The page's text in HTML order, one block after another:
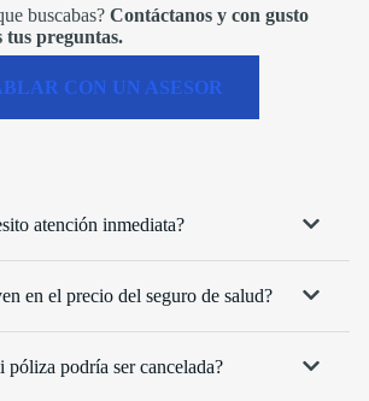
buscabas? Contáctanos y con gusto
tus preguntas.
CON UN ASESOR
atención inmediata?
en el precio del seguro de salud?
póliza podría ser cancelada?